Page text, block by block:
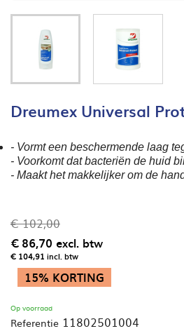
Dreumex Universal
- Vormt een beschermende laag
- Voorkomt dat bacteriën de huid
- Maakt het makkelijker om de
€ 102,00
€ 86,70 excl. btw
€ 104,91 incl. btw
15% KORTING
Op voorraad
Referentie 11802501004